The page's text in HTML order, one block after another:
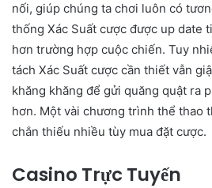
nối, giúp chúng ta chơi luôn có
thống Xác Suất cược được up date
hơn trường hợp cuộc chiến. Tuy
tách Xác Suất cược cần thiết vẫn
khăng khăng để gửi quăng quật ra
hơn. Một vài chương trình thể thao
chắn thiếu nhiều tùy mua đặt cược.
Casino Trực Tuyến